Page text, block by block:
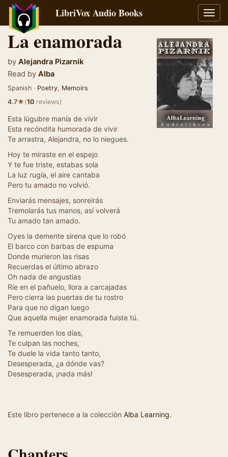
LibriVox Audio Books
La enamorada
by Alejandra Pizarnik
Read by Alba
Spanish · Poetry, Memoirs
4.7★(10 reviews)
Esta lúgubre manía de vivir
Esta recóndita humorada de vivir
Te arrastra, Alejandra, no lo niegues.
Hoy te miraste en el espejo
Y te fue triste, estabas sola
La luz rugía, el aire cantaba
Pero tu amado no volvió.
Enviarás mensajes, sonreirás
Tremolarás tus manos, así volverá
Tu amado tan amado.
Oyes la demente sirena que lo robó
El barco con barbas de espuma
Donde murieron las risas
Recuerdas el último abrazo
Oh nada de angustias
Ríe en el pañuelo, llora a carcajadas
Pero cierra las puertas de tu rostro
Para que no digan luego
Que aquella mujer enamorada fuiste tú.
Te remuerden los días,
Te culpan las noches,
Te duele la vida tanto tanto,
Desesperada, ¿a dónde vas?
Desesperada, ¡nada más!
Este libro pertenece a la colecciòn Alba Learning.